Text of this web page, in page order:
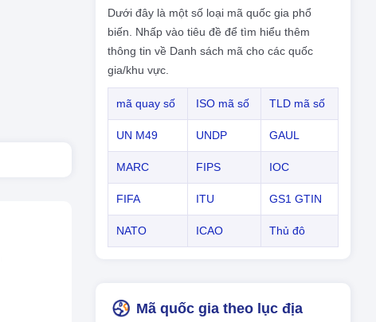
Dưới đây là một số loại mã quốc gia phổ
biến. Nhấp vào tiêu đề để tìm hiểu thêm
thông tin về Danh sách mã cho các quốc
gia/khu vực.
mã quay số ISO mã số TLD mã số
UN M49 UNDP GAUL
MARC FIPS IOC
FIFA ITU GS1 GTIN
NATO ICAO Thủ đô
Mã quốc gia theo lục địa